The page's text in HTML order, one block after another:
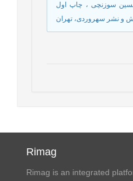
سوزنچی ، چاپ اول
Rimag
Rimag is an integrated